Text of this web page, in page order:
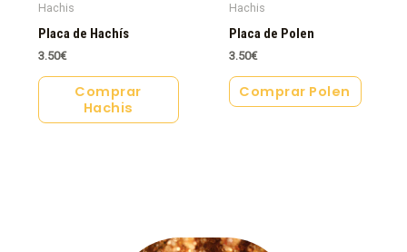
Hachis
Placa de Hachís
3.50€
Comprar
Hachis
Hachis
Placa de Polen
3.50€
Comprar Polen